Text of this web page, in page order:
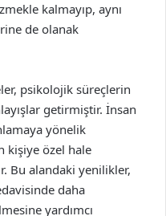
kalmayıp, aynı
de olanak
psikolojik süreçlerin
getirmiştir. İnsan
yönelik
kişiye özel hale
Bu alandaki yenilikler,
daha
yardımcı